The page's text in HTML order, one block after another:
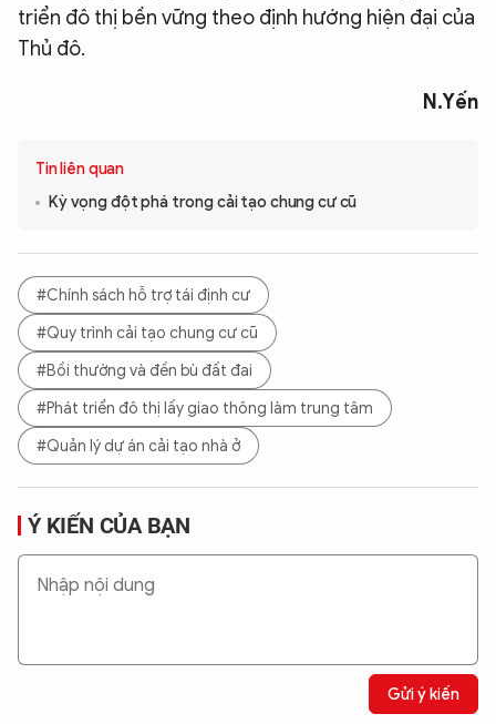
triển đô thị bền vững theo định hướng hiện đại của
Thủ đô.
N.Yến
Tin liên quan
Kỳ vọng đột phá trong cải tạo chung cư cũ
#Chính sách hỗ trợ tái định cư
#Quy trình cải tạo chung cư cũ
#Bồi thường và đền bù đất đai
#Phát triển đô thị lấy giao thông làm trung tâm
#Quản lý dự án cải tạo nhà ở
Ý KIẾN CỦA BẠN
Gửi ý kiến